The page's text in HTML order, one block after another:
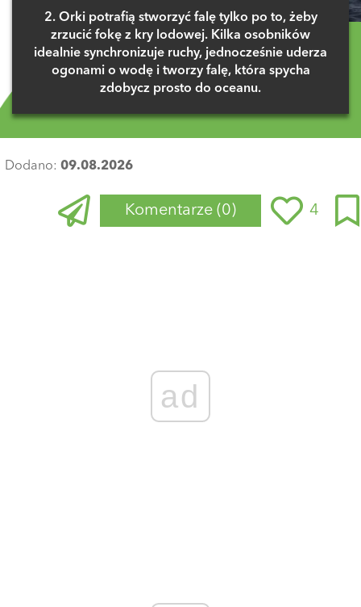
2. Orki potrafią stworzyć falę tylko po to, żeby
zrzucić fokę z kry lodowej. Kilka osobników
idealnie synchronizuje ruchy, jednocześnie uderza
ogonami o wodę i tworzy falę, która spycha
zdobycz prosto do oceanu.
Dodano: 09.08.2026
Komentarze (0) 4
ad